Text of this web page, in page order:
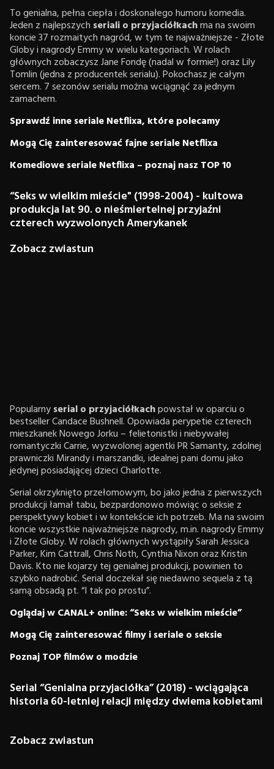
To genialna, pełna ciepła i doskonałego humoru komedia.
Jeden z najlepszych seriali o przyjaciółkachma na swoim
koncie 37 rozmaitych nagród, w tym te najważniejsze - Złote
Globy i nagrody Emmy w wielu kategoriach. W rolach
głównych zobaczysz Jane Fondę (nadal w formie!) oraz Lily
Tomlin (jedna z producentek serialu). Pokochasz je całym
sercem. 7 sezonów serialu można wciągnąć za jednym
zamachem.
Sprawdź inne seriale Netflixa, które polecamy
Mogą Cię zainteresować fajne seriale Netflixa
Komediowe seriale Netflixa – poznaj nasz TOP 10
“Seks w wielkim mieście" (1998-2004) - kultowa
produkcja lat 90. o nieśmiertelnej przyjaźni
czterech wyzwolonych Amerykanek
Zobacz zwiastun
Popularnyserial o przyjaciółkachpowstał w oparciu o
bestseller Candace Bushnell. Opowiada perypetie czterech
mieszkanek Nowego Jorku – felietonistki i niebywałej
romantyczki Carrie, wyzwolonej agentki PR Samanty, zdolnej
prawniczki Mirandy i marszandki, idealnej pani domu jako
jedynej posiadającej dzieci Charlotte.
Serial okrzyknięto przełomowym, bo jako jedna z pierwszych
produkcji łamał tabu, bezpardonowo mówiąc o seksie z
perspektywy kobiet i w kontekście ich potrzeb. Ma na swoim
koncie wszystkie najważniejsze nagrody, m.in. nagrody Emmy
i Złote Globy. W rolach głównych wystąpiły Sarah Jessica
Parker, Kim Cattrall, Chris Noth, Cynthia Nixon oraz Kristin
Davis. Kto nie kojarzy tej genialnej produkcji, powinien to
szybko nadrobić. Serial doczekał się niedawno sequela z tą
samą obsadą pt. “I tak po prostu”.
Oglądaj w CANAL+ online: “Seks w wielkim mieście”
Mogą Cię zainteresować filmy i seriale o seksie
Poznaj TOP filmów o modzie
Serial “Genialna przyjaciółka” (2018) - wciągająca
historia 60-letniej relacji między dwiema kobietami
Zobacz zwiastun